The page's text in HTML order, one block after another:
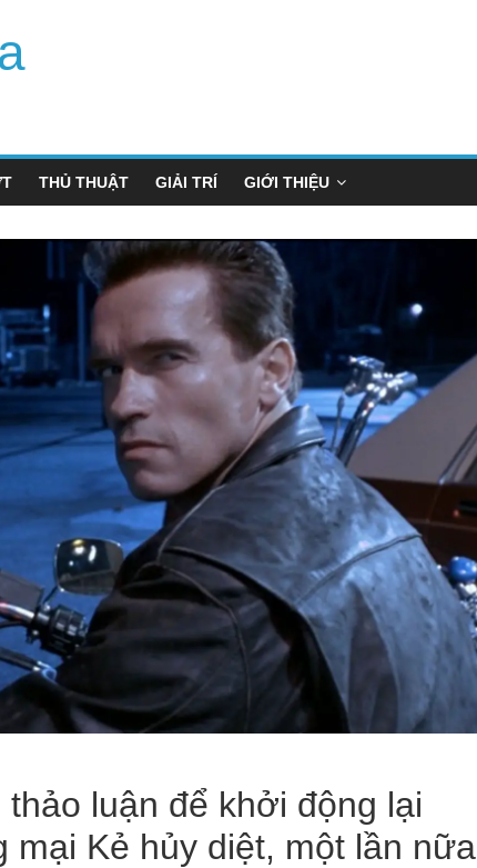
THỦ THUẬT GIẢI TRÍ GIỚI THIỆU
luận để khởi động lại
Kẻ hủy diệt, một lần nữa